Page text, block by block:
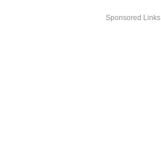
Sponsored Links